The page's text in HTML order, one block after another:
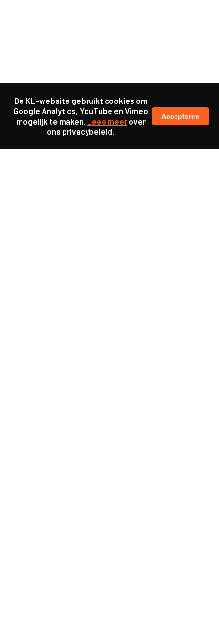
De KL-website gebruikt cookies om
Google Analytics, YouTube en Vimeo
mogelijk te maken. Lees meerover
ons privacybeleid.
Accepteren